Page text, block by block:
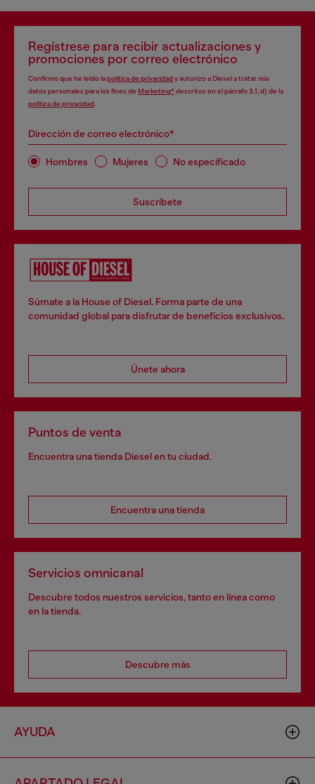
Regístrese para recibir actualizaciones y
promociones por correo electrónico
Confirmo que he leído lapolítica de privacidady autorizo a Diesel a tratar mis
datos personales para los fines de Marketing*descritos en el párrafo 3.1, d) de la
política de privacidad
Dirección de correo electrónico*
Hombres Mujeres No especificado
Suscríbete
Súmate a la House of Diesel. Forma parte de una
comunidad global para disfrutar de beneficios exclusivos.
Únete ahora
Puntos de venta
Encuentra una tienda Diesel en tu ciudad.
Encuentra una tienda
Servicios omnicanal
Descubre todos nuestros servicios, tanto en línea como
en la tienda.
Descubre más
AYUDA